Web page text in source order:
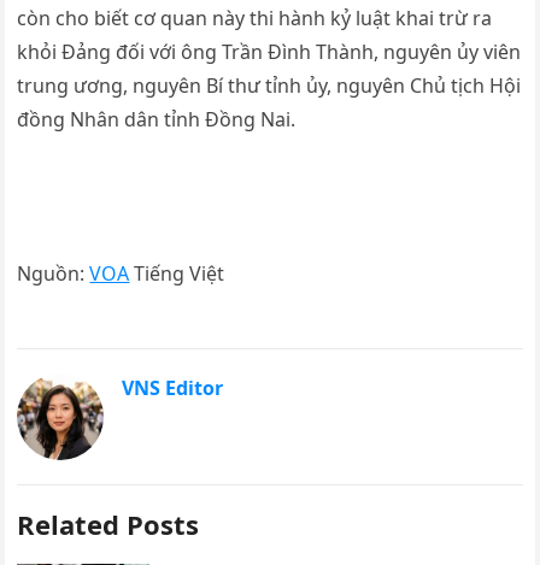
còn cho biết cơ quan này thi hành kỷ luật khai trừ ra
khỏi Đảng đối với ông Trần Đình Thành, nguyên ủy viên
trung ương, nguyên Bí thư tỉnh ủy, nguyên Chủ tịch Hội
đồng Nhân dân tỉnh Đồng Nai.
Nguồn:VOATiếng Việt
VNS Editor
Related Posts